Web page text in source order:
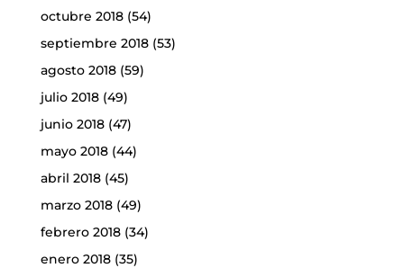
octubre 2018(54)
septiembre 2018(53)
agosto 2018(59)
julio 2018(49)
junio 2018(47)
mayo 2018(44)
abril 2018(45)
marzo 2018(49)
febrero 2018(34)
enero 2018(35)